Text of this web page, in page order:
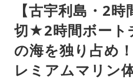
【古宇利島・2
切★2時間ボー
の海を独り占め
レミアムマリン